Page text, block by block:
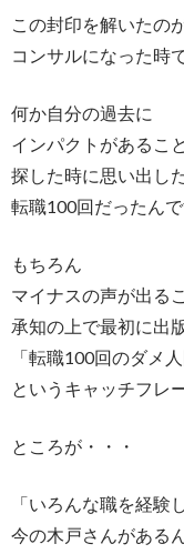
この封印を解いたの
コンサルになった時で
何か自分の過去に
インパクトがあるこ
探した時に思い出し
転職100回だったんで
もちろん
マイナスの声が出る
承知の上で最初に出
「転職100回のダメ人
というキャッチフレ
ところが・・・
「いろんな職を経験
今の木戸さんがある